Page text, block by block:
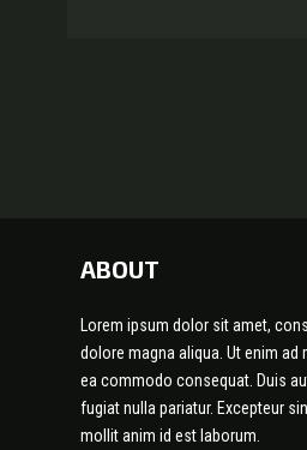
ABOUT
Lorem ipsum dolor sit amet,
dolore magna aliqua. Ut enim
ea commodo consequat. Duis
fugiat nulla pariatur. Excepteur
mollit anim id est laborum.